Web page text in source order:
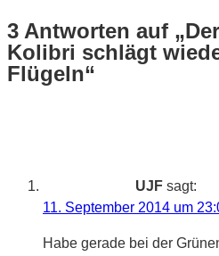
3 Antworten auf
Kolibri schlägt
Flügeln“
UJF sagt:
11. September 2014 um
Habe gerade bei der